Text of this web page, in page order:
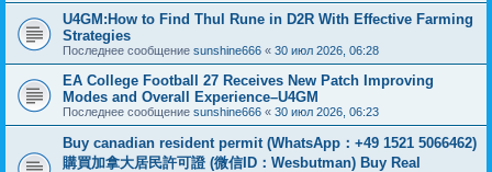
U4GM:How to Find Thul Rune in D2R With Effective Farming
Strategies
Последнее сообщение sunshine666 « 30 июл 2026, 06:28
EA College Football 27 Receives New Patch Improving
Modes and Overall Experience–U4GM
Последнее сообщение sunshine666 « 30 июл 2026, 06:23
Buy canadian resident permit (WhatsApp：+49 1521 5066462)
購買加拿大居民許可證 (微信ID：Wesbutman) Buy Real